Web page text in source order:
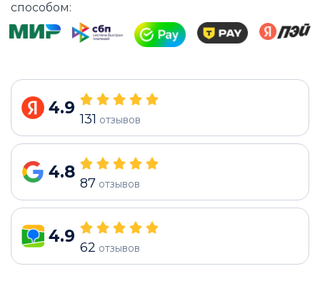
способом:
4.9
131 отзывов
4.8
87 отзывов
4.9
62 отзывов